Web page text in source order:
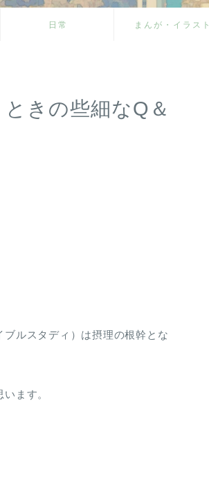
日常 まんが・イラスト
きの些細なQ＆
ルスタディ）は摂理の根幹とな
ます。